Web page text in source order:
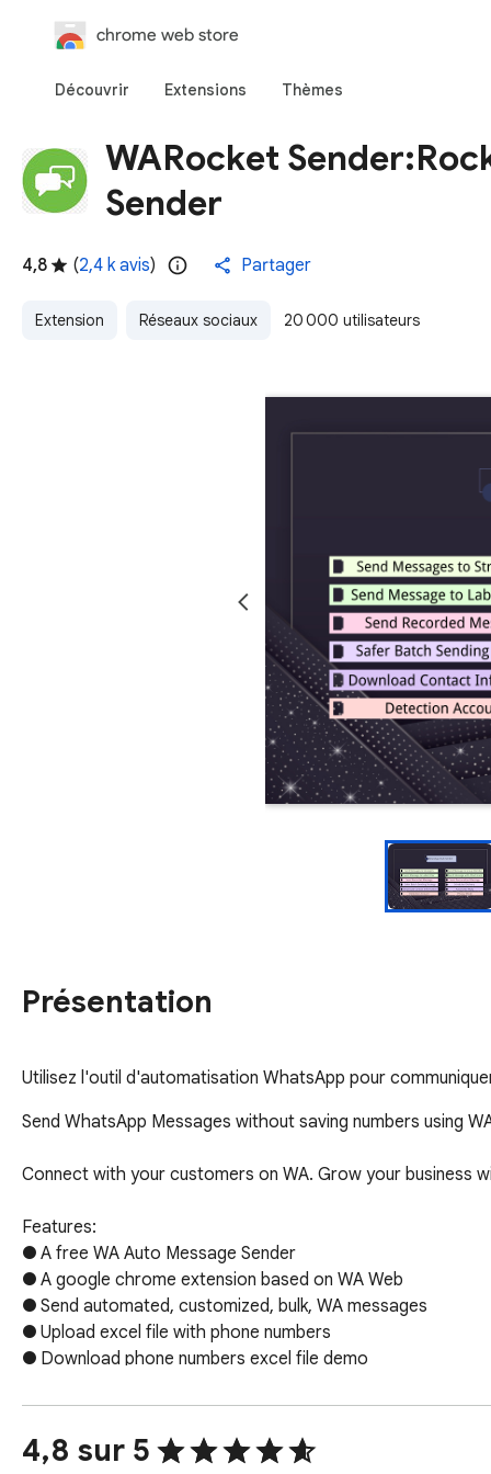
chrome web store
Découvrir Extensions Thèmes
WARocket
Sender
4,8 (2,4 k avis) Partager
Extension Réseaux sociaux 20 000 utilisateurs
Présentation
Utilisez l'outil d'automatisation WhatsApp pour
Send WhatsApp Messages without saving numbers using
Connect with your customers on WA. Grow your business
Features:
● A free WA Auto Message Sender
● A google chrome extension based on WA Web
● Send automated, customized, bulk, WA messages
● Upload excel file with phone numbers
● Download phone numbers excel file demo
● Send attachments via WA auto sender
● Offer an option to unsubscribe
● Use placeholders to send personalized messages
4,8 sur 5